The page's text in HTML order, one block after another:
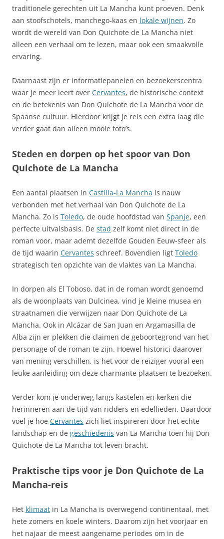
traditionele gerechten uit La Mancha kunt proeven. Denk
aan stoofschotels, manchego-kaas en lokale wijnen. Zo
wordt de wereld van Don Quichote de La Mancha niet
alleen een verhaal om te lezen, maar ook een smaakvolle
ervaring.
Daarnaast zijn er informatiepanelen en bezoekerscentra
waar je meer leert over Cervantes, de historische context
en de betekenis van Don Quichote de La Mancha voor de
Spaanse cultuur. Hierdoor krijgt je reis een extra laag die
verder gaat dan alleen mooie foto’s.
Steden en dorpen op het spoor van Don
Quichote de La Mancha
Een aantal plaatsen in Castilla-La Mancha is nauw
verbonden met het verhaal van Don Quichote de La
Mancha. Zo is Toledo, de oude hoofdstad van Spanje, een
perfecte uitvalsbasis. De stad zelf komt niet direct in de
roman voor, maar ademt dezelfde Gouden Eeuw-sfeer als
de tijd waarin Cervantes schreef. Bovendien ligt Toledo
strategisch ten opzichte van de vlaktes van La Mancha.
In dorpen als El Toboso, dat in de roman wordt genoemd
als de woonplaats van Dulcinea, vind je kleine musea en
straatnamen die verwijzen naar Don Quichote de La
Mancha. Ook in Alcázar de San Juan en Argamasilla de
Alba zijn er plekken die claimen de geboortegrond van het
personage of de roman te zijn. Hoewel historici daarover
van mening verschillen, is het voor de reiziger vooral een
leuke aanleiding om deze charmante plaatsen te bezoeken.
Verder kom je onderweg langs kastelen en kerken die
herinneren aan de tijd van ridders en edellieden. Daardoor
voel je hoe Cervantes zich liet inspireren door het echte
landschap en de geschiedenis van La Mancha toen hij Don
Quichote de La Mancha tot leven bracht.
Praktische tips voor je Don Quichote de La
Mancha-reis
Het klimaat in La Mancha is overwegend continentaal, met
hete zomers en koele winters. Daarom zijn het voorjaar en
het najaar de meest aangename periodes om in de